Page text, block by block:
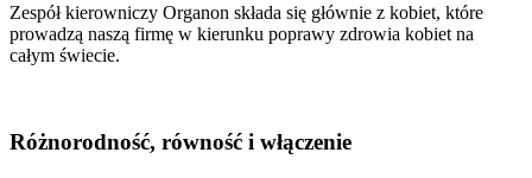
Zespół kierowniczy Organon składa się głównie z kobiet, które
prowadzą naszą firmę w kierunku poprawy zdrowia kobiet na
całym świecie.
Różnorodność, równość i włączenie